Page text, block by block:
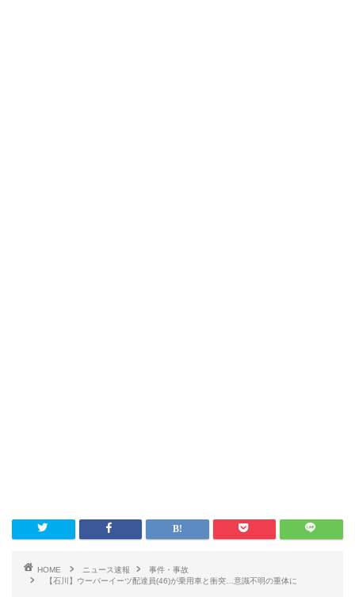
HOME ニュース速報
事件・事故
【石川】ウーバーイーツ配達員(46)が乗用車と衝突…意識不明の重体に